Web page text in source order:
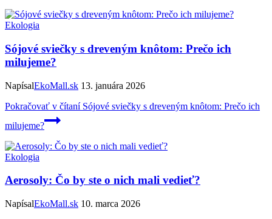
Ekologia
Sójové sviečky s dreveným knôtom: Prečo ich
milujeme?
NapísalEkoMall.sk 13. januára 2026
Pokračovať v čítaníSójové sviečky s dreveným knôtom: Prečo ich
milujeme?
Ekologia
Aerosoly: Čo by ste o nich mali vedieť?
NapísalEkoMall.sk 10. marca 2026